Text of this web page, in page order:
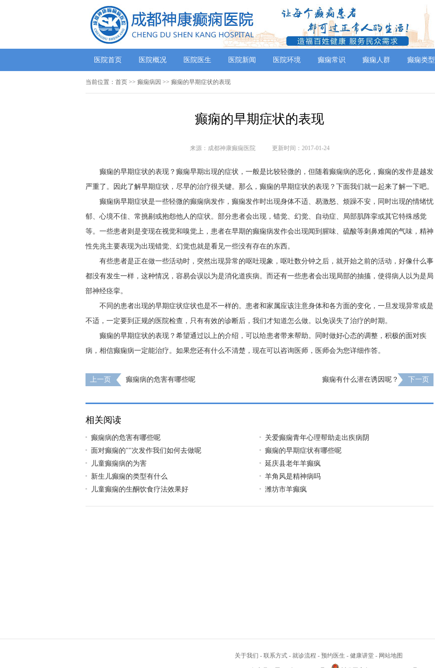
医院首页 医院概况 医院医生 医院新闻 医院环境 癫痫常识 癫痫人群 癫痫类型
当前位置： 首页 >> 癫痫病因 >> 癫痫的早期症状的表现
癫痫的早期症状的表现
来源：成都神康癫痫医院 更新时间：2017-01-24
癫痫的早期症状的表现？癫痫早期出现的症状，一般是比较轻微的，但随着癫痫病的恶化，癫痫的发作是越发
严重了。因此了解早期症状，尽早的治疗很关键。那么，癫痫的早期症状的表现？下面我们就一起来了解一下吧。
癫痫病早期症状是一些轻微的癫痫病发作，癫痫发作时出现身体不适、易激怒、烦躁不安，同时出现的情绪忧
郁、心境不佳、常挑剔或抱怨他人的症状。部分患者会出现，错觉、幻觉、自动症、局部肌阵挛或其它特殊感觉
等。一些患者则是变现在视觉和嗅觉上，患者在早期的癫痫病发作会出现闻到腥味、硫酸等刺鼻难闻的气味，精神
性先兆主要表现为出现错觉、幻觉也就是看见一些没有存在的东西。
有些患者是正在做一些活动时，突然出现异常的呕吐现象，呕吐数分钟之后，就开始之前的活动，好像什么事
都没有发生一样，这种情况，容易会误以为是消化道疾病。而还有一些患者会出现局部的抽搐，使得病人以为是局
部神经痉挛。
不同的患者出现的早期症状症状也是不一样的。患者和家属应该注意身体和各方面的变化，一旦发现异常或是
不适，一定要到正规的医院检查，只有有效的诊断后，我们才知道怎么做。以免误失了治疗的时期。
癫痫的早期症状的表现？希望通过以上的介绍，可以给患者带来帮助。同时做好心态的调整，积极的面对疾
病，相信癫痫病一定能治疗。如果您还有什么不清楚，现在可以咨询医师，医师会为您详细作答。
上一页 癫痫病的危害有哪些呢 癫痫有什么潜在诱因呢？ 下一页
相关阅读
癫痫病的危害有哪些呢
关爱癫痫青年心理帮助走出疾病阴
面对癫痫的""次发作我们如何去做呢
癫痫的早期症状有哪些呢
儿童癫痫病的为害
延庆县老年羊癫疯
新生儿癫痫的类型有什么
羊角风是精神病吗
儿童癫痫的生酮饮食疗法效果好
潍坊市羊癫疯
关于我们 - 联系方式 - 就诊流程 - 预约医生 - 健康讲堂 - 网站地图